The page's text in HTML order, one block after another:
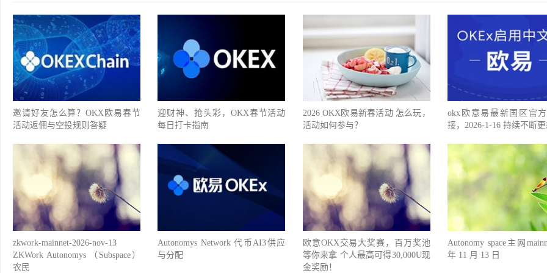
邀请好友怎么算？OKX欧易春节
活动返佣与空投规则答疑
迎财神、抢头彩，OKX春节活动
每日打卡指南
2026 OKX欧易新春活动 怎么玩，
活动如何参与？
okx欧意易最新国区官
接，2026-1-16 持续不断
zkwork-mainnet-2026-nov-13
ZKWork Autonomys （Subspace）
农民
Autonomys Network 代币AI3供应
与分配
欧意OKX交易大奖赛，百万奖池
等你来拿 个人最高可得30,000U现
金奖励！
Autonomy space主网
年 11 月 13 日